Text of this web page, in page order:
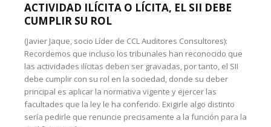
ACTIVIDAD ILÍCITA O LÍCITA, EL SII DEBE
CUMPLIR SU ROL
(Javier Jaque, socio Líder de CCL Auditores Consultores):
Recordemos que incluso los tribunales han reconocido que
las actividades ilícitas deben ser gravadas, por tanto, el SII
debe cumplir con su rol en la sociedad, donde su deber
principal es aplicar la normativa vigente y ejercer las
facultades que la ley le ha conferido. Exigirle algo distinto
sería pedirle que renuncie precisamente a la función para la